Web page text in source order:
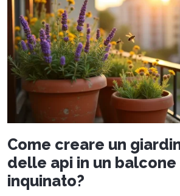
Come creare un
delle api in un
inquinato?